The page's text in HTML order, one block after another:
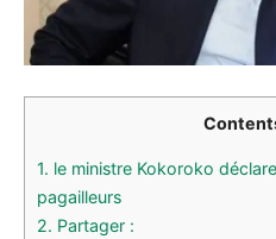
1. le ministre Kokoroko
pagailleurs
2. Partager :